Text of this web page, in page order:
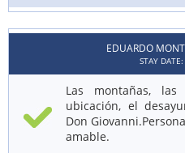
EDUARDO
STAY
Las montañas,
ubicación, el
Don
amable.